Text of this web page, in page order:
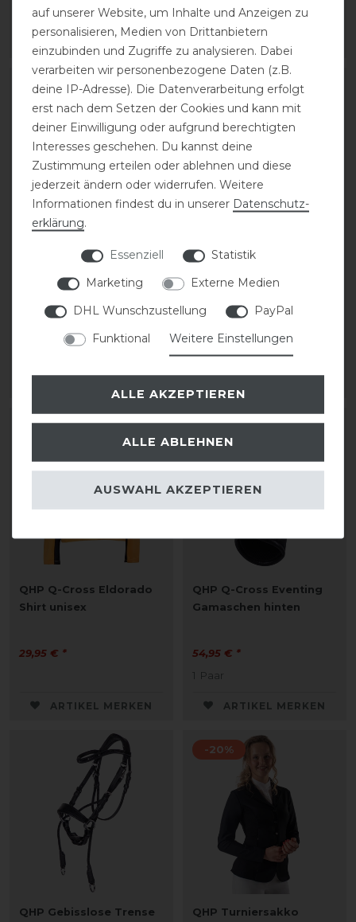
Paar 1 Paar
-20%
QHP Turniershirt Kynlee
statt 36,95 €
-20%
QHP Q-Cross technical
Hufglocken
statt 37,95 €
1 Paar
QHP Q-Cross Eldorado
Shirt unisex
29,95 € *
ARTIKEL MERKEN
QHP Q-Cross Eventing
Gamaschen hinten
54,95 € *
1 Paar
ARTIKEL MERKEN
QHP Gebisslose Trense
-20%
QHP Turniersakko
auf unserer Website, um Inhalte und Anzeigen zu
personalisieren, Medien von Drittanbietern
einzubinden und Zugriffe zu analysieren. Dabei
verarbeiten wir personenbezogene Daten (z.B.
deine IP-Adresse). Die Datenverarbeitung erfolgt
erst nach dem Setzen der Cookies und kann mit
deiner Einwilligung oder aufgrund berechtigten
Interesses geschehen. Du kannst deine
Zustimmung erteilen oder ablehnen und diese
jederzeit ändern oder widerrufen. Weitere
Informationen findest du in unserer Daten­schutz­
erklärung.
Essenziell
Statistik
Marketing
Externe Medien
DHL Wunschzustellung
PayPal
Funktional
Weitere Einstellungen
ALLE AKZEPTIEREN
ALLE ABLEHNEN
AUSWAHL AKZEPTIEREN